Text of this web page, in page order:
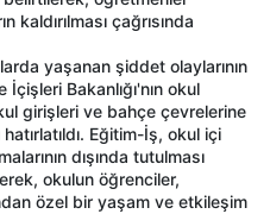
kaldırılması çağrısında
yaşanan şiddet olaylarının
İçişleri Bakanlığı'nın okul
girişleri ve bahçe çevrelerine
Eğitim-İş, okul içi
dışında tutulması
okulun öğrenciler,
özel bir yaşam ve etkileşim